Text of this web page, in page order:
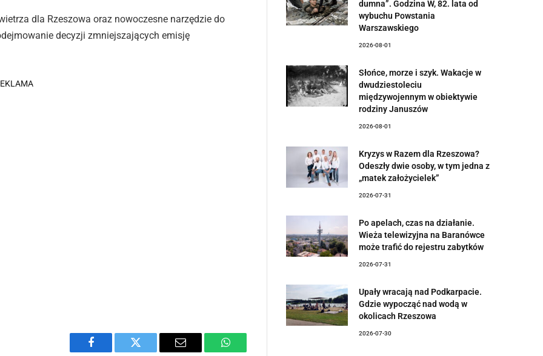
dla Rzeszowa oraz nowoczesne narzędzie do
decyzji zmniejszających emisję
Facebook Twitter Email WhatsApp
dumna”. Godzina W, 82. lata od
wybuchu Powstania
Warszawskiego
2026-08-01
Słońce, morze i szyk. Wakacje w
dwudziestoleciu
międzywojennym w obiektywie
rodziny Januszów
2026-08-01
Kryzys w Razem dla Rzeszowa?
Odeszły dwie osoby, w tym jedna z
„matek założycielek”
2026-07-31
Po apelach, czas na działanie.
Wieża telewizyjna na Baranówce
może trafić do rejestru zabytków
2026-07-31
Upały wracają nad Podkarpacie.
Gdzie wypocząć nad wodą w
okolicach Rzeszowa
2026-07-30